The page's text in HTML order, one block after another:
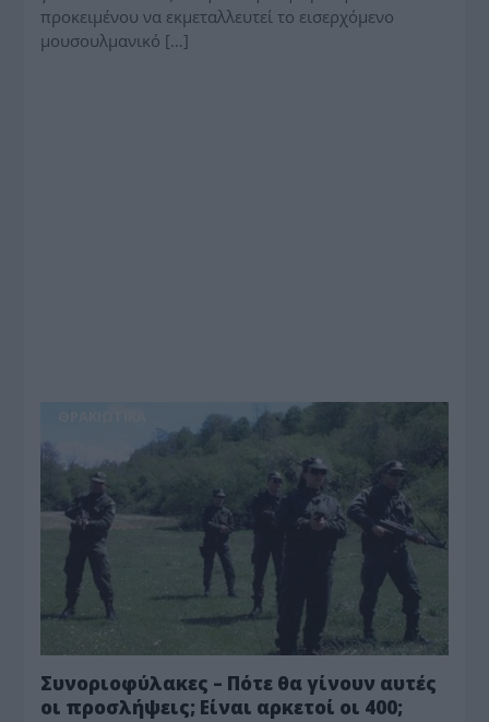
προκειμένου να εκμεταλλευτεί το εισερχόμενο
μουσουλμανικό […]
Συνοριοφύλακες – Πότε θα γίνουν αυτές
οι προσλήψεις; Είναι αρκετοί οι 400;